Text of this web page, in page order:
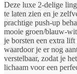
Deze luxe 2-delige
te laten zien en je
prachtige push-up
mooie groen/blauw-
je borsten een extra
waardoor je er nog
verstelbaar, zodat je
lichaam voor een